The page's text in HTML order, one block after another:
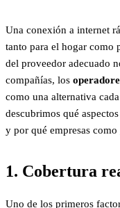
Una conexión a internet
tanto para el hogar como
del proveedor adecuado
compañías, los
como una alternativa
descubrimos qué
y por qué empresas como
1. Cobertura
Uno de los primeros